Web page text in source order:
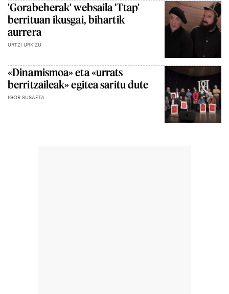
'Gorabeherak' websaila 'Ttap'
berrituan ikusgai, bihartik
aurrera
URTZI URKIZU
«Dinamismoa» eta «urrats
berritzaileak» egitea saritu dute
IGOR SUSAETA